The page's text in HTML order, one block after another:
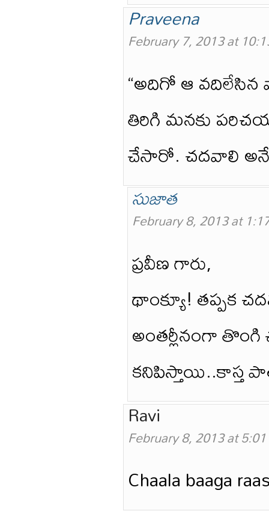
Praveena
February 7, 2013 at
“అదిగో ఆ వదిలేసిన
తిరిగి మనకు
చేసారో. చదవాలి అనే
సుజాత
February 8, 2013 at
ప్రవీణ గారు,
థాంక్యూ! తప్పక
అంతర్లీనంగా
కనిపిస్తాయి..కాస్త
Ravi
February 8, 2013 at
Chaala baaga